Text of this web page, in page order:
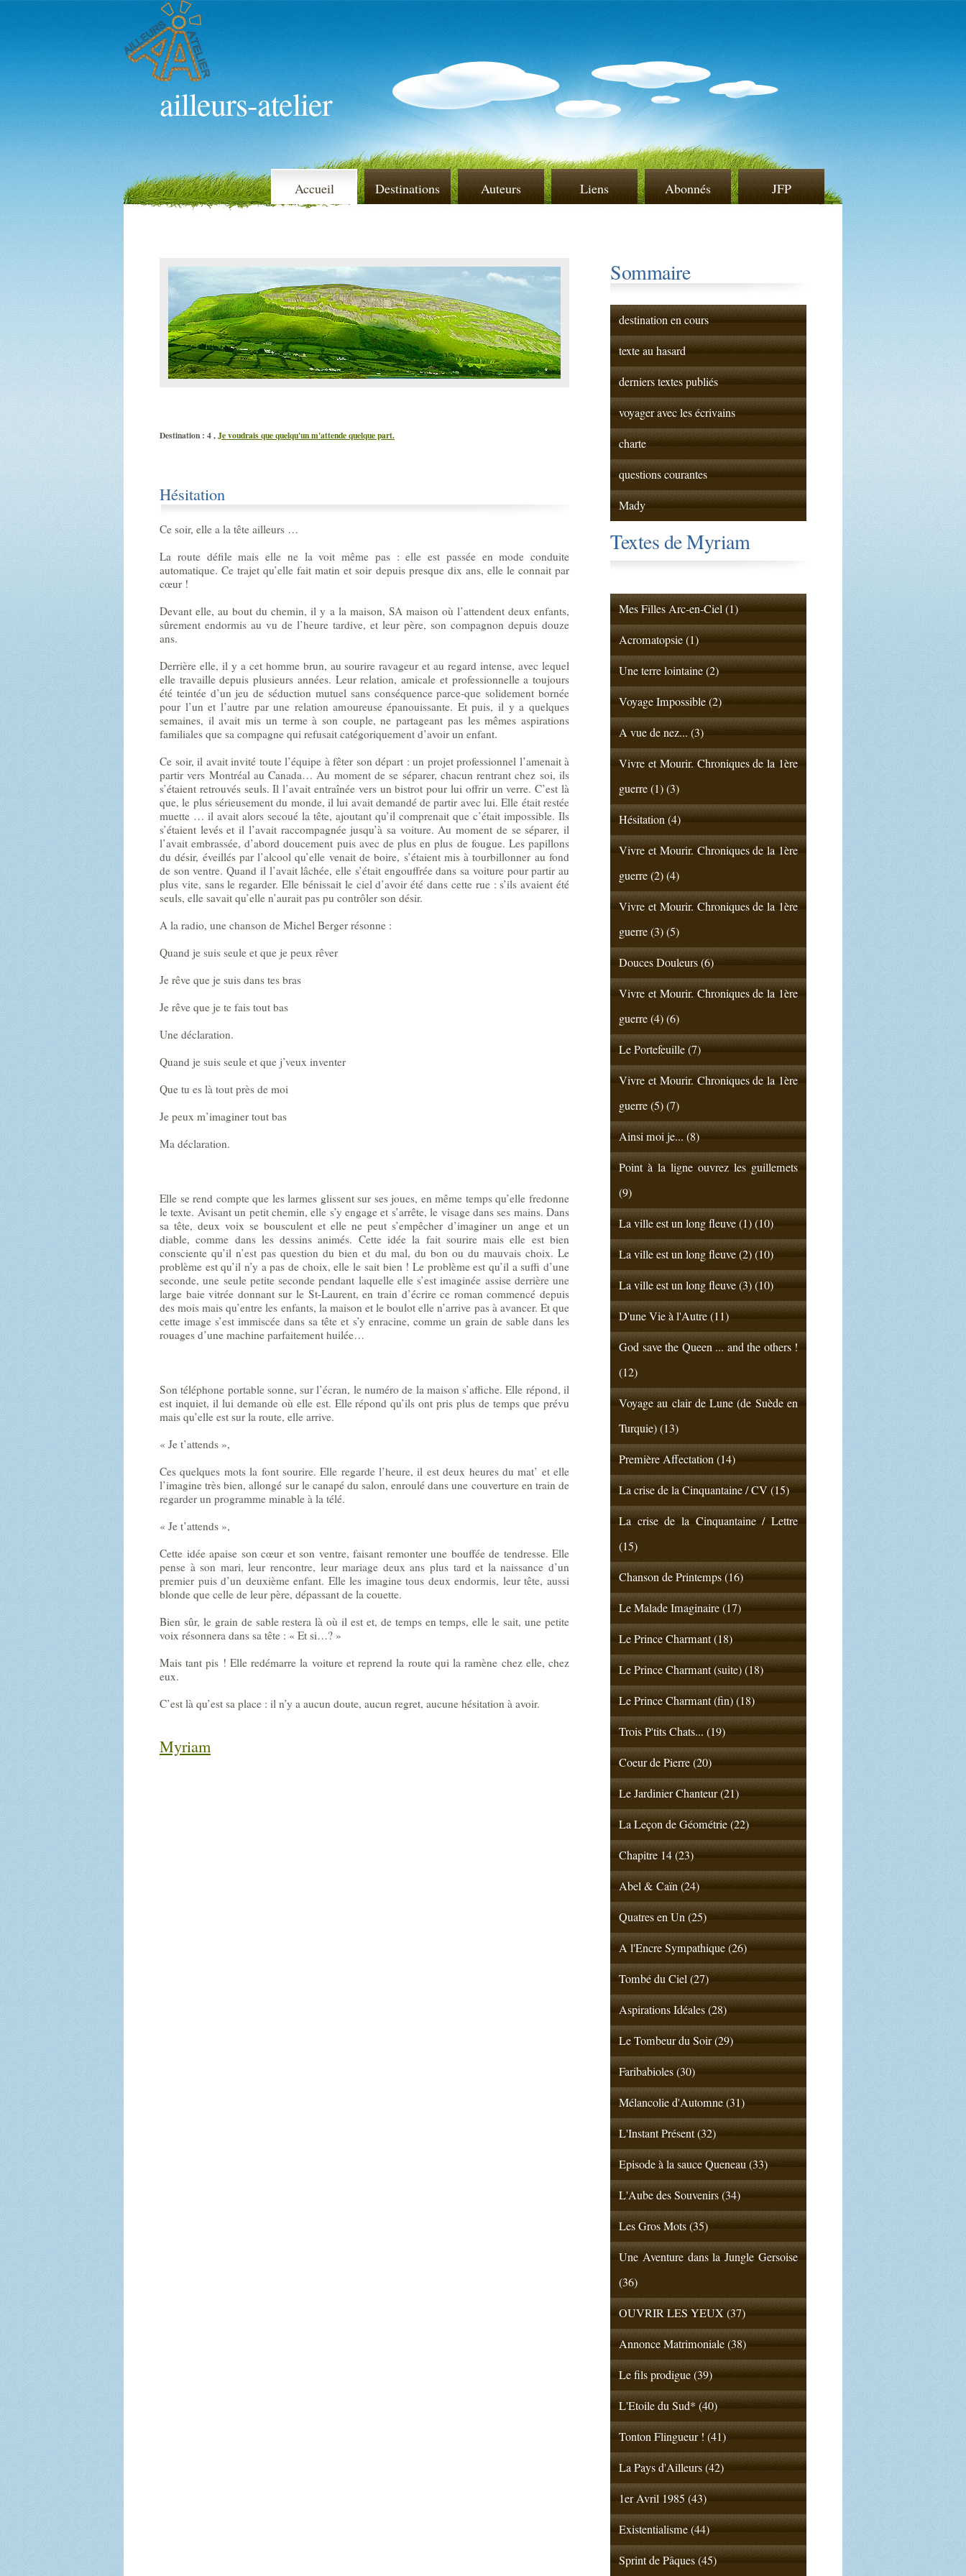
ailleurs-atelier
Accueil Destinations Auteurs Liens Abonnés JFP
Sommaire
destination en cours
texte au hasard
derniers textes publiés
voyager avec les écrivains
charte
questions courantes
Mady
Textes de Myriam
Mes Filles Arc-en-Ciel (1)
Acromatopsie (1)
Une terre lointaine (2)
Voyage Impossible (2)
A vue de nez... (3)
Vivre et Mourir. Chroniques de la 1ère
guerre (1) (3)
Hésitation (4)
Vivre et Mourir. Chroniques de la 1ère
guerre (2) (4)
Vivre et Mourir. Chroniques de la 1ère
guerre (3) (5)
Douces Douleurs (6)
Vivre et Mourir. Chroniques de la 1ère
guerre (4) (6)
Le Portefeuille (7)
Vivre et Mourir. Chroniques de la 1ère
guerre (5) (7)
Ainsi moi je... (8)
Point à la ligne ouvrez les guillemets
(9)
La ville est un long fleuve (1) (10)
La ville est un long fleuve (2) (10)
La ville est un long fleuve (3) (10)
D'une Vie à l'Autre (11)
God save the Queen ... and the others !
(12)
Voyage au clair de Lune (de Suède en
Turquie) (13)
Première Affectation (14)
La crise de la Cinquantaine / CV (15)
La crise de la Cinquantaine / Lettre
(15)
Chanson de Printemps (16)
Le Malade Imaginaire (17)
Le Prince Charmant (18)
Le Prince Charmant (suite) (18)
Le Prince Charmant (fin) (18)
Trois P'tits Chats... (19)
Coeur de Pierre (20)
Le Jardinier Chanteur (21)
La Leçon de Géométrie (22)
Chapitre 14 (23)
Abel & Caïn (24)
Quatres en Un (25)
A l'Encre Sympathique (26)
Tombé du Ciel (27)
Aspirations Idéales (28)
Le Tombeur du Soir (29)
Faribabioles (30)
Mélancolie d'Automne (31)
L'Instant Présent (32)
Episode à la sauce Queneau (33)
L'Aube des Souvenirs (34)
Les Gros Mots (35)
Une Aventure dans la Jungle Gersoise
(36)
OUVRIR LES YEUX (37)
Annonce Matrimoniale (38)
Le fils prodigue (39)
L'Etoile du Sud* (40)
Tonton Flingueur ! (41)
La Pays d'Ailleurs (42)
1er Avril 1985 (43)
Existentialisme (44)
Sprint de Pâques (45)
Destination : 4 ,Je voudrais que quelqu'un m'attende quelque part.
Hésitation
Ce soir, elle a la tête ailleurs …
La route défile mais elle ne la voit même pas : elle est passée en mode conduite
automatique. Ce trajet qu’elle fait matin et soir depuis presque dix ans, elle le connait par
cœur !
Devant elle, au bout du chemin, il y a la maison, SA maison où l’attendent deux enfants,
sûrement endormis au vu de l’heure tardive, et leur père, son compagnon depuis douze
ans.
Derrière elle, il y a cet homme brun, au sourire ravageur et au regard intense, avec lequel
elle travaille depuis plusieurs années. Leur relation, amicale et professionnelle a toujours
été teintée d’un jeu de séduction mutuel sans conséquence parce-que solidement bornée
pour l’un et l’autre par une relation amoureuse épanouissante. Et puis, il y a quelques
semaines, il avait mis un terme à son couple, ne partageant pas les mêmes aspirations
familiales que sa compagne qui refusait catégoriquement d’avoir un enfant.
Ce soir, il avait invité toute l’équipe à fêter son départ : un projet professionnel l’amenait à
partir vers Montréal au Canada… Au moment de se séparer, chacun rentrant chez soi, ils
s’étaient retrouvés seuls. Il l’avait entraînée vers un bistrot pour lui offrir un verre. C’est là
que, le plus sérieusement du monde, il lui avait demandé de partir avec lui. Elle était restée
muette … il avait alors secoué la tête, ajoutant qu’il comprenait que c’était impossible. Ils
s’étaient levés et il l’avait raccompagnée jusqu’à sa voiture. Au moment de se séparer, il
l’avait embrassée, d’abord doucement puis avec de plus en plus de fougue. Les papillons
du désir, éveillés par l’alcool qu’elle venait de boire, s’étaient mis à tourbillonner au fond
de son ventre. Quand il l’avait lâchée, elle s’était engouffrée dans sa voiture pour partir au
plus vite, sans le regarder. Elle bénissait le ciel d’avoir été dans cette rue : s’ils avaient été
seuls, elle savait qu’elle n’aurait pas pu contrôler son désir.
A la radio, une chanson de Michel Berger résonne :
Quand je suis seule et que je peux rêver
Je rêve que je suis dans tes bras
Je rêve que je te fais tout bas
Une déclaration.
Quand je suis seule et que j’veux inventer
Que tu es là tout près de moi
Je peux m’imaginer tout bas
Ma déclaration.
Elle se rend compte que les larmes glissent sur ses joues, en même temps qu’elle fredonne
le texte. Avisant un petit chemin, elle s’y engage et s’arrête, le visage dans ses mains. Dans
sa tête, deux voix se bousculent et elle ne peut s’empêcher d’imaginer un ange et un
diable, comme dans les dessins animés. Cette idée la fait sourire mais elle est bien
consciente qu’il n’est pas question du bien et du mal, du bon ou du mauvais choix. Le
problème est qu’il n’y a pas de choix, elle le sait bien ! Le problème est qu’il a suffi d’une
seconde, une seule petite seconde pendant laquelle elle s’est imaginée assise derrière une
large baie vitrée donnant sur le St-Laurent, en train d’écrire ce roman commencé depuis
des mois mais qu’entre les enfants, la maison et le boulot elle n’arrive pas à avancer. Et que
cette image s’est immiscée dans sa tête et s’y enracine, comme un grain de sable dans les
rouages d’une machine parfaitement huilée…
Son téléphone portable sonne, sur l’écran, le numéro de la maison s’affiche. Elle répond, il
est inquiet, il lui demande où elle est. Elle répond qu’ils ont pris plus de temps que prévu
mais qu’elle est sur la route, elle arrive.
« Je t’attends »,
Ces quelques mots la font sourire. Elle regarde l’heure, il est deux heures du mat’ et elle
l’imagine très bien, allongé sur le canapé du salon, enroulé dans une couverture en train de
regarder un programme minable à la télé.
« Je t’attends »,
Cette idée apaise son cœur et son ventre, faisant remonter une bouffée de tendresse. Elle
pense à son mari, leur rencontre, leur mariage deux ans plus tard et la naissance d’un
premier puis d’un deuxième enfant. Elle les imagine tous deux endormis, leur tête, aussi
blonde que celle de leur père, dépassant de la couette.
Bien sûr, le grain de sable restera là où il est et, de temps en temps, elle le sait, une petite
voix résonnera dans sa tête : « Et si…? »
Mais tant pis ! Elle redémarre la voiture et reprend la route qui la ramène chez elle, chez
eux.
C’est là qu’est sa place : il n’y a aucun doute, aucun regret, aucune hésitation à avoir.
Myriam